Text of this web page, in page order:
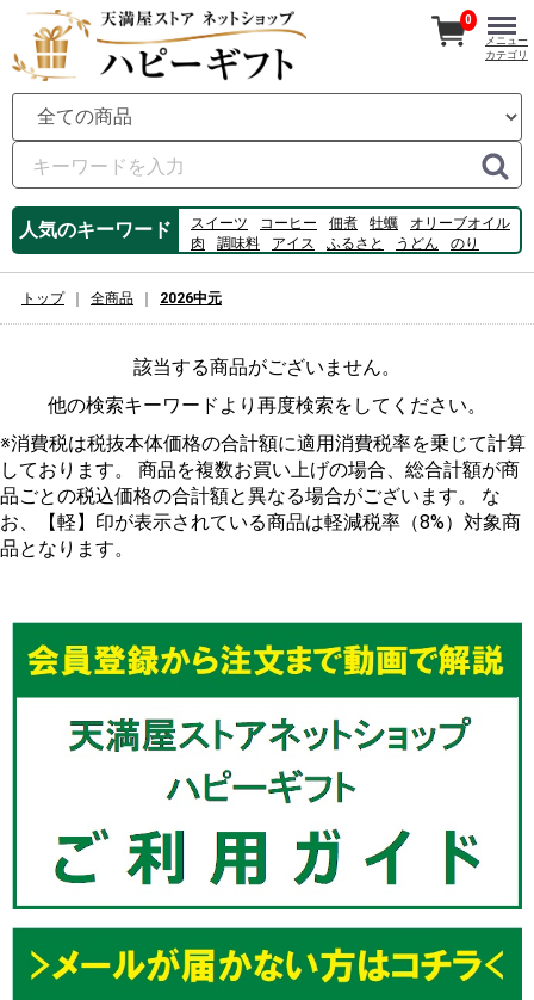
人気のキーワード スイーツ コーヒー 佃煮 牡蠣
オリーブオイル
肉
調味料 アイス ふるさと うどん
のり
0
メニュー
カテゴリ
トップ 全商品 2026中元
該当する商品がございません。
他の検索キーワードより再度検索をしてください。
※消費税は税抜本体価格の合計額に適用消費税率を乗じて計算
しております。 商品を複数お買い上げの場合、総合計額が商
品ごとの税込価格の合計額と異なる場合がございます。 な
お、【軽】印が表示されている商品は軽減税率（8%）対象商
品となります。